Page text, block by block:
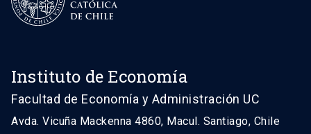
Instituto de Economía
Facultad de Economía y Administración UC
Avda. Vicuña Mackenna 4860, Macul. Santiago, Chile